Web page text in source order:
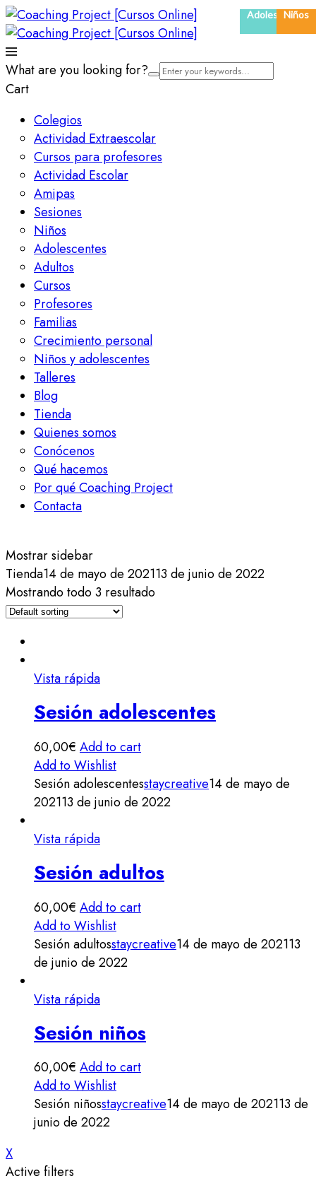
What are you looking for?
Cart
Colegios
Actividad Extraescolar
Cursos para profesores
Actividad Escolar
Amipas
Sesiones
Niños
Adolescentes
Adultos
Cursos
Profesores
Familias
Crecimiento personal
Niños y adolescentes
Talleres
Blog
Tienda
Quienes somos
Conócenos
Qué hacemos
Por qué Coaching Project
Contacta
Mostrar sidebar
Tienda14 de mayo de 202113 de junio de 2022
Mostrando todo 3 resultado
Adolescentes
Vista rápida
Sesión adolescentes
60,00€ Add to cart
Add to Wishlist
Sesión adolescentesstaycreative14 de mayo de
202113 de junio de 2022
Vista rápida
Sesión adultos
60,00€ Add to cart
Add to Wishlist
Sesión adultosstaycreative14 de mayo de 202113
de junio de 2022
Niños
Vista rápida
Sesión niños
60,00€ Add to cart
Add to Wishlist
Sesión niñosstaycreative14 de mayo de 202113 de
junio de 2022
X
Active filters